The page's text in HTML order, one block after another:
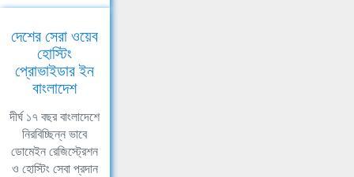
দেশের সেরা ওয়েব
হোস্টিং
প্রোভাইডার ইন
বাংলাদেশ
দীর্ঘ ১৭ বছর বাংলাদেশে
নিরবিচ্ছিন্ন ভাবে
ডোমেইন রেজিস্ট্রেশন
ও হোস্টিং সেবা প্রদান